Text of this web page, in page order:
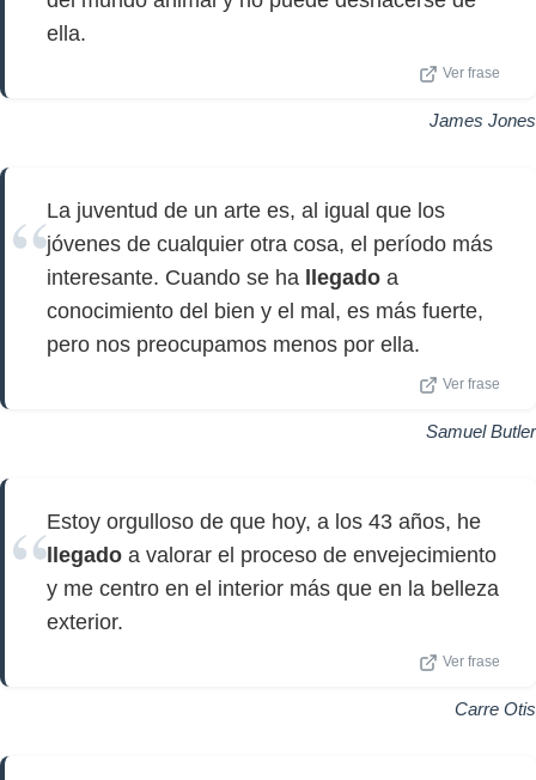
ella.
Ver frase
James Jones
La juventud de un arte es, al igual que los
jóvenes de cualquier otra cosa, el período más
interesante. Cuando se ha
llegado a
conocimiento del bien y el mal, es más fuerte,
pero nos preocupamos menos por ella.
Ver frase
Samuel Butler
Estoy orgulloso de que hoy, a los 43 años, he
llegado a valorar el proceso de envejecimiento
y me centro en el interior más que en la belleza
exterior.
Ver frase
Carre Otis